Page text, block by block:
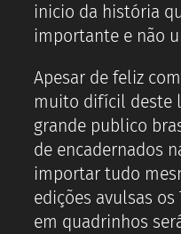
inicio da história
importante e não
Apesar de feliz
muito difícil deste
grande publico
de encadernados
importar tudo
edições avulsas os
em quadrinhos